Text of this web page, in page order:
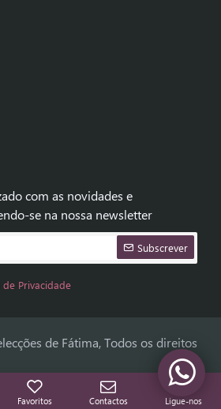
com as novidades e
se na nossa newsletter
Subscrever
de Privacidade
de Fátima, Todos os direitos
Favoritos Contactos Ligue-nos